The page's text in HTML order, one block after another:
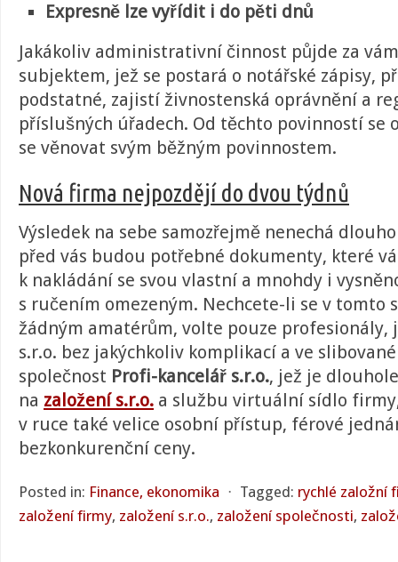
Expresně lze vyřídit i do pěti dnů
Jakákoliv administrativní činnost půjde za
subjektem, jež se postará o notářské zápisy,
podstatné, zajistí živnostenská oprávnění a
příslušných úřadech. Od těchto povinností se
se věnovat svým běžným povinnostem.
Nová firma nejpozdějí do dvou týdnů
Výsledek na sebe samozřejmě nenechá
před vás budou potřebné dokumenty, které
k nakládání se svou vlastní a mnohdy i
s ručením omezeným. Nechcete-li se v tomto
žádným amatérům, volte pouze profesionály,
s.r.o. bez jakýchkoliv komplikací a ve
společnost Profi-kancelář s.r.o., jež je
na založení s.r.o. a službu virtuální sídlo
v ruce také velice osobní přístup, férové
bezkonkurenční ceny.
Posted in: Finance, ekonomika ⋅ Tagged: rychlé založní
založení firmy, založení s.r.o., založení společnosti,